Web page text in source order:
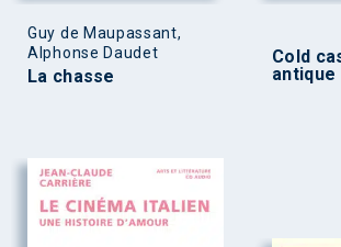
Guy de Maupassant,
Alphonse Daudet
La chasse
Cold
antique